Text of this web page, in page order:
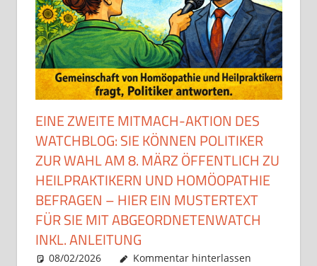
EINE ZWEITE MITMACH-AKTION DES
WATCHBLOG: SIE KÖNNEN POLITIKER
ZUR WAHL AM 8. MÄRZ ÖFFENTLICH ZU
HEILPRAKTIKERN UND HOMÖOPATHIE
BEFRAGEN – HIER EIN MUSTERTEXT
FÜR SIE MIT ABGEORDNETENWATCH
INKL. ANLEITUNG
08/02/2026 Christian J. Becker
Uncategorized
Kommentar hinterlassen